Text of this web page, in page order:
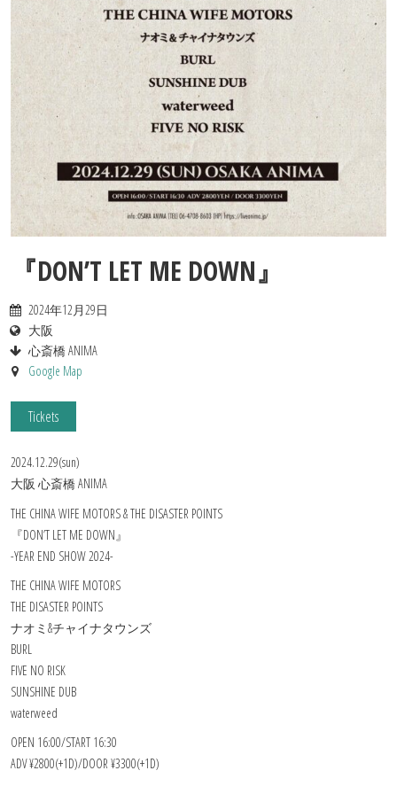
Contact
『DON’T LET ME DOWN』
2024年12月29日
大阪
心斎橋 ANIMA
Google Map
Tickets
2024.12.29(sun)
大阪 心斎橋 ANIMA
THE CHINA WIFE MOTORS & THE DISASTER POINTS
『DON’T LET ME DOWN』
-YEAR END SHOW 2024-
THE CHINA WIFE MOTORS
THE DISASTER POINTS
ナオミ&チャイナタウンズ
BURL
FIVE NO RISK
SUNSHINE DUB
waterweed
OPEN 16:00/START 16:30
ADV ¥2800(+1D)/DOOR ¥3300(+1D)